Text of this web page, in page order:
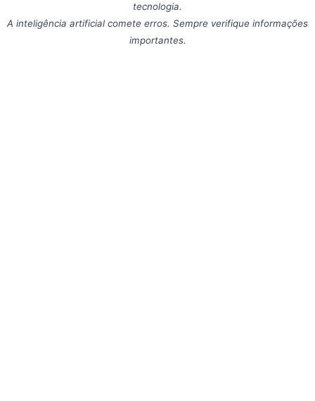
tecnologia.
A inteligência artificial comete erros. Sempre verifique informações
importantes.